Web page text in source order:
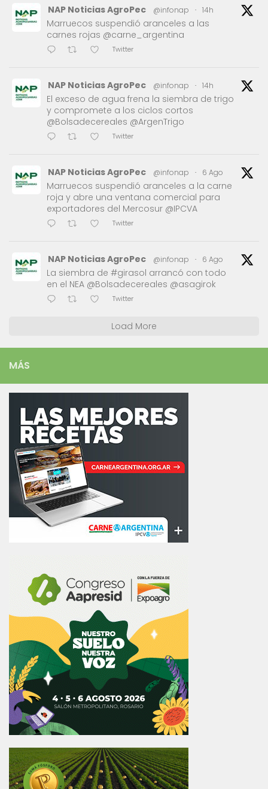
NAP Noticias AgroPec @infonap · 14h
Marruecos suspendió aranceles a las
carnes rojas @carne_argentina
Twitter
NAP Noticias AgroPec @infonap · 14h
El exceso de agua frena la siembra de trigo
y compromete a los ciclos cortos
@Bolsadecereales @ArgenTrigo
Twitter
NAP Noticias AgroPec @infonap · 6 Ago
Marruecos suspendió aranceles a la carne
roja y abre una ventana comercial para
exportadores del Mercosur @IPCVA
Twitter
NAP Noticias AgroPec @infonap · 6 Ago
La siembra de #girasol arrancó con todo
en el NEA @Bolsadecereales @asagirok
Twitter
Load More
MÁS